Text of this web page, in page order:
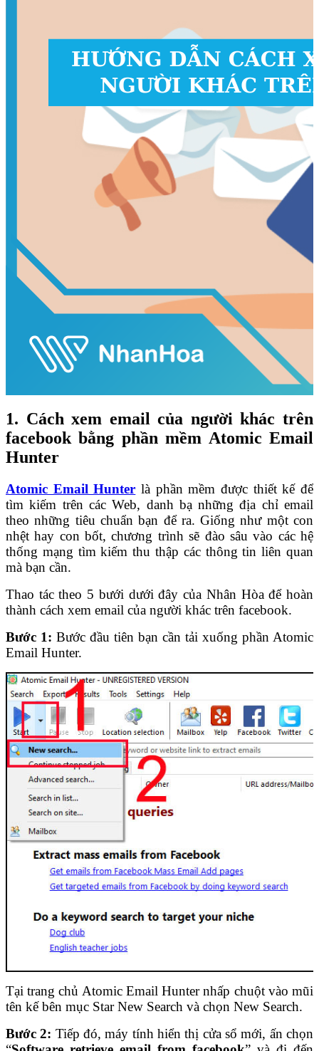
1. Cách xem email của người khác trên
facebook bằng phần mềm Atomic Email
Hunter
Atomic Email Hunter là phần mềm được thiết kế để
tìm kiếm trên các Web, danh bạ những địa chỉ email
theo những tiêu chuẩn bạn để ra.Giống như một con
nhệt hay con bốt, chương trình sẽ đào sâu vào các hệ
thống mạng tìm kiếm thu thập các thông tin liên quan
mà bạn cần.
Thao tác theo 5 bưới dưới đây của Nhân Hòa để hoàn
thành cách xem email của người khác trên facebook.
Bước 1: Bước đầu tiên bạn cần tải xuống phần Atomic
Email Hunter.
Tại trang chủ Atomic Email Hunter nhấp chuột vào mũi
tên kế bên mục Star New Search và chọn New Search.
Bước 2: Tiếp đó, máy tính hiển thị cửa sổ mới, ấn chọn